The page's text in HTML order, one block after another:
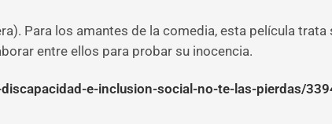
Para los amantes de la comedia, esta película
entre ellos para probar su inocencia.
e-inclusion-social-no-te-las-pierdas/